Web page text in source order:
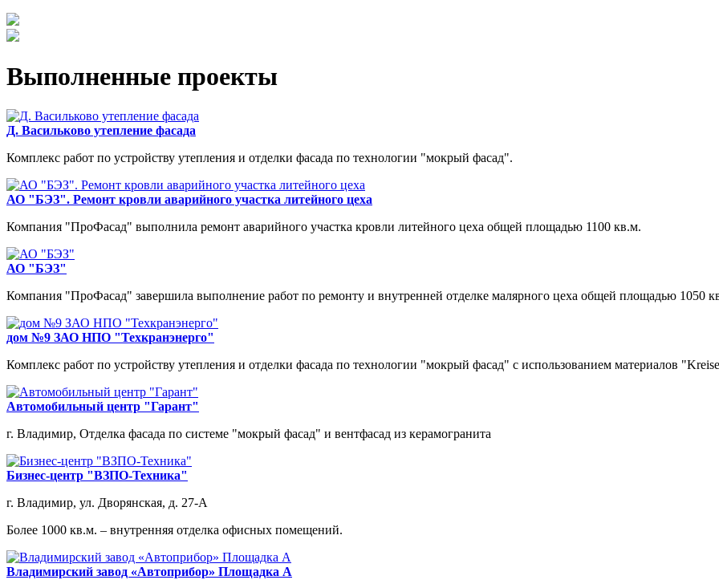
Выполненные проекты
Д. Васильково утепление фасада
Комплекс работ по устройству утепления и отделки фасада по технологии "мокрый фасад".
АО "БЭЗ". Ремонт кровли аварийного участка литейного цеха
Компания "ПроФасад" выполнила ремонт аварийного участка кровли литейного цеха общей площадью 1100 кв.м.
АО "БЭЗ"
Компания "ПроФасад" завершила выполнение работ по ремонту и внутренней отделке малярного цеха общей площадью 1050
дом №9 ЗАО НПО "Техкранэнерго"
Комплекс работ по устройству утепления и отделки фасада по технологии "мокрый фасад" с использованием материалов
Автомобильный центр "Гарант"
г. Владимир, Отделка фасада по системе "мокрый фасад" и вентфасад из керамогранита
Бизнес-центр "ВЗПО-Техника"
г. Владимир, ул. Дворянская, д. 27-А
Более 1000 кв.м. – внутренняя отделка офисных помещений.
Владимирский завод «Автоприбор» Площадка А